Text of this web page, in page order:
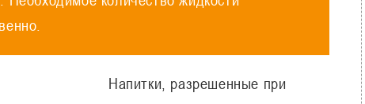
Напитки, разрешенные при